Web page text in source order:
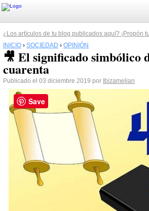
¿Los artículos de tu blog publicados aquí? ¡Propón
INICIO › SOCIEDAD › OPINIÓN
🎥 El significado simbólico
cuarenta
Publicado el 03 diciembre 2019 por Ibizamelian
Save